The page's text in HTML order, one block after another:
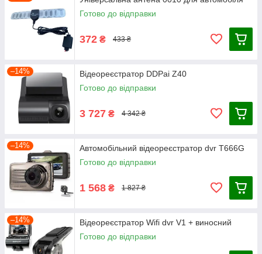
Готово до відправки
372 ₴ 433 ₴
–14%
Відеореєстратор DDPai Z40
Готово до відправки
3 727 ₴ 4 342 ₴
–14%
Автомобільний відеореєстратор dvr T666G
Готово до відправки
1 568 ₴ 1 827 ₴
–14%
Відеореєстратор Wifi dvr V1 + виносний
Готово до відправки